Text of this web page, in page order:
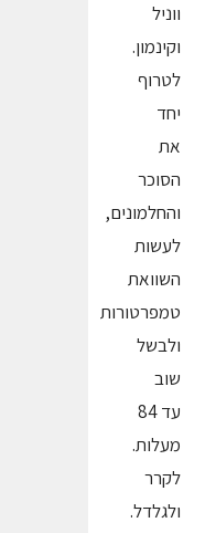
ווניל
וקינמון.
לטרוף
יחד
את
הסוכר
והחלמונים,
לעשות
השוואת
טמפרטורות
ולבשל
שוב
עד 84
מעלות.
לקרר
ולגלדל.